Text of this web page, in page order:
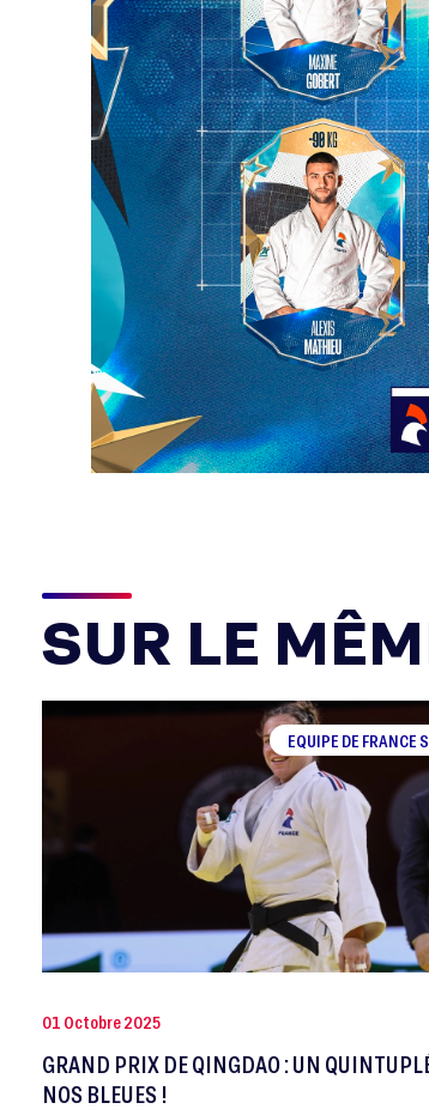
SUR LE
EQUIPE DE FRANCE
01 Octobre 2025
GRAND PRIX DE QINGDAO : UN
NOS BLEUES !